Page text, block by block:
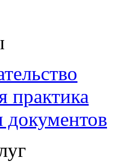
практика